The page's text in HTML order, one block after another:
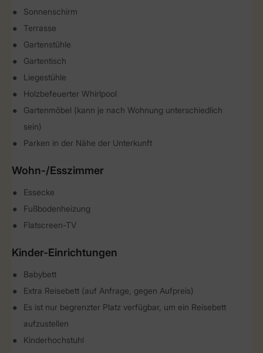
Sonnenschirm
Terrasse
Gartenstühle
Gartentisch
Liegestühle
Holzbefeuerter Whirlpool
Gartenmöbel (kann je nach Wohnung unterschiedlich
sein)
Parken in der Nähe der Unterkunft
Wohn-/Esszimmer
Essecke
Fußbodenheizung
Flatscreen-TV
Kinder-Einrichtungen
Babybett
Extra Reisebett (auf Anfrage, gegen Aufpreis)
Es ist nur begrenzter Platz verfügbar, um ein Reisebett
aufzustellen
Kinderhochstuhl